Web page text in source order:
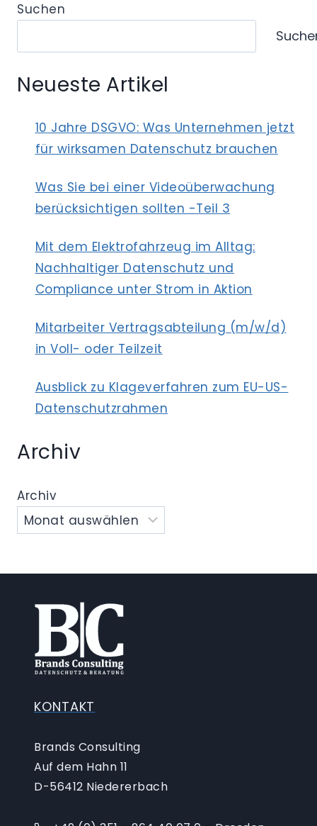
FÜR
DATENSCHUTZ
Suchen
Neueste Artikel
10 Jahre DSGVO: Was Unternehmen jetzt
für wirksamen Datenschutz brauchen
Was Sie bei einer Videoüberwachung
berücksichtigen sollten -Teil 3
Mit dem Elektrofahrzeug im Alltag:
Nachhaltiger Datenschutz und
Compliance unter Strom in Aktion
Mitarbeiter Vertragsabteilung (m/w/d)
in Voll- oder Teilzeit
Ausblick zu Klageverfahren zum EU-US-
Datenschutzrahmen
Archiv
Archiv
KONTAKT
Brands Consulting
Auf dem Hahn 11
D-56412 Niedererbach